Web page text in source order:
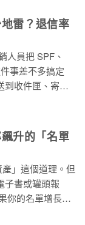
更高。這類信
看。 * 歡迎
，開信率通常也
均值裡，參考價
。 電子報
實水準 分位
區間。常見的
中，有 25%、
率在 P50 以
你已經進入前
，是指目的明
雷？退信率
事差不多搞定
到收件匣、寄件
Email 退
，信譽評分下滑
升的「名單
」這個道理。但
子書或罐頭報